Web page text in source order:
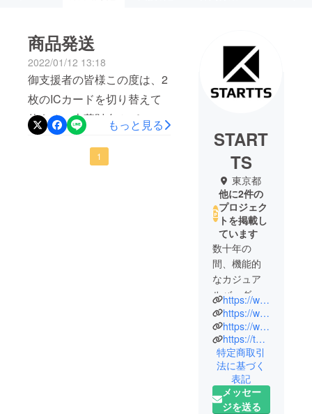
商品発送
2022/01/12 13:18
御支援者の皆様この度は、2
枚のICカードを切り替えて
使える！本革財布＆パス
ケース＜スキミング防止機
能付＞リーズにご支援頂き
もっと見る
1
START
TS
東京都
他に2件の
プロジェク
トを掲載し
ています
数十年の
間、機能的
なカジュア
ルバッグ、
ビジネス
バッグ、使
い勝手の良
い文具雑
貨、コスメ
製品および
生活雑貨の
https://www.startts.co.jp/
https://www.startts.co.jp/store/
https://www.facebook.com/StarttsInc
https://twitter.com/startts0117
特定商取引
法に基づく
表記
メッセー
ジを送る